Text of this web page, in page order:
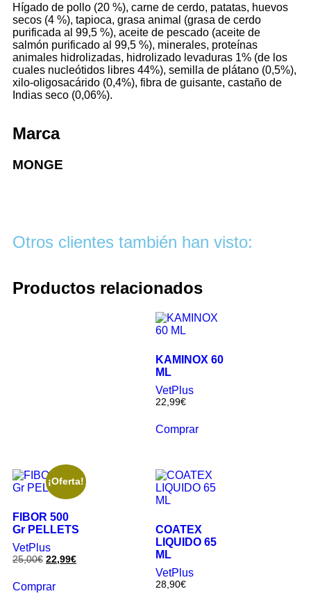
Hígado de pollo (20 %), carne de cerdo, patatas, huevos
secos (4 %), tapioca, grasa animal (grasa de cerdo
purificada al 99,5 %), aceite de pescado (aceite de
salmón purificado al 99,5 %), minerales, proteínas
animales hidrolizadas, hidrolizado levaduras 1% (de los
cuales nucleótidos libres 44%), semilla de plátano (0,5%),
xilo-oligosacárido (0,4%), fibra de guisante, castaño de
Indias seco (0,06%).
Marca
MONGE
Otros clientes también han visto:
Productos relacionados
KAMINOX 60
ML
VetPlus
22,99€
Comprar
¡Oferta!
FIBOR 500
Gr PELLETS
VetPlus
25,00€ 22,99€
Comprar
COATEX
LIQUIDO 65
ML
VetPlus
28,90€